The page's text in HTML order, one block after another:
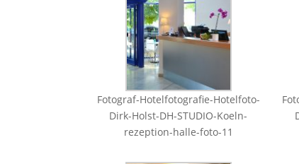
Fotograf-Hotelfotografie-Hotelfoto-
Dirk-Holst-DH-STUDIO-Koeln-
rezeption-halle-foto-11